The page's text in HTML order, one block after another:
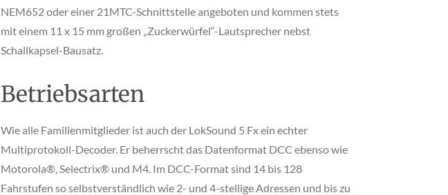
NEM652 oder einer 21MTC-Schnittstelle angeboten und kommen stets
mit einem 11 x 15 mm großen „Zuckerwürfel“-Lautsprecher nebst
Schallkapsel-Bausatz.
Betriebsarten
Wie alle Familienmitglieder ist auch der LokSound 5 Fx ein echter
Multiprotokoll-Decoder. Er beherrscht das Datenformat DCC ebenso wie
Motorola®, Selectrix® und M4. Im DCC-Format sind 14 bis 128
Fahrstufen so selbstverständlich wie 2- und 4-stellige Adressen und bis zu